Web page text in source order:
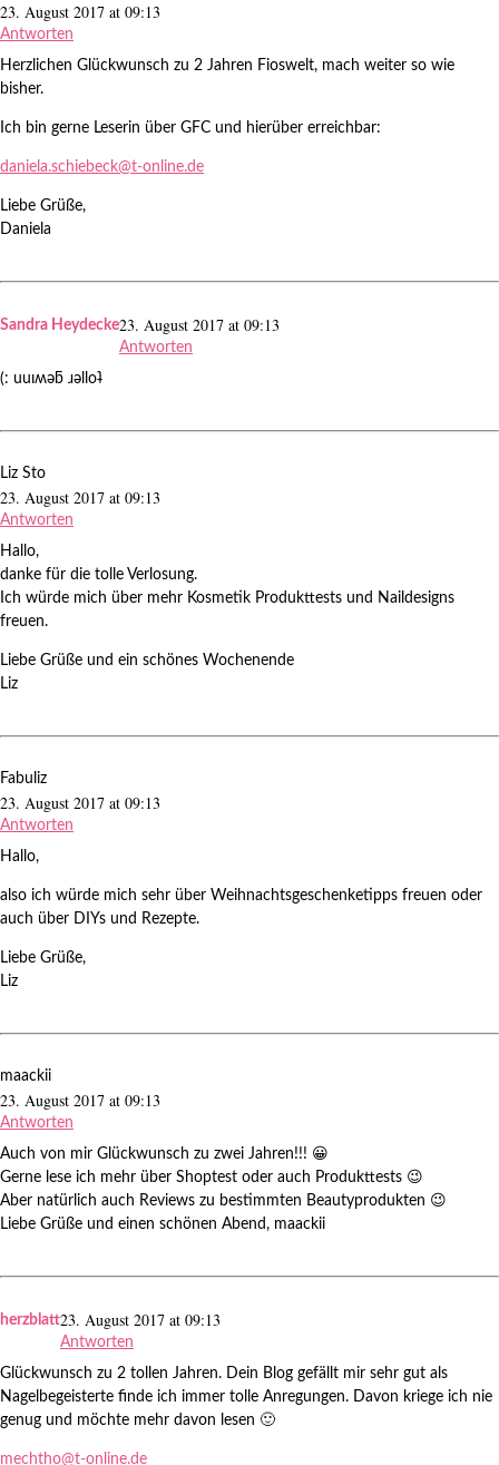
23. August 2017 at 09:13
Antworten
Herzlichen Glückwunsch zu 2 Jahren Fioswelt, mach weiter so wie
bisher.
Ich bin gerne Leserin über GFC und hierüber erreichbar:
daniela.schiebeck@t-online.de
Liebe Grüße,
Daniela
Sandra Heydecke23. August 2017 at 09:13
Antworten
(: uuıʍǝƃ ɹǝlloʇ
Liz Sto
23. August 2017 at 09:13
Antworten
Hallo,
danke für die tolle Verlosung.
Ich würde mich über mehr Kosmetik Produkttests und Naildesigns
freuen.
Liebe Grüße und ein schönes Wochenende
Liz
Fabuliz
23. August 2017 at 09:13
Antworten
Hallo,
also ich würde mich sehr über Weihnachtsgeschenketipps freuen oder
auch über DIYs und Rezepte.
Liebe Grüße,
Liz
maackii
23. August 2017 at 09:13
Antworten
Auch von mir Glückwunsch zu zwei Jahren!!! 😀
Gerne lese ich mehr über Shoptest oder auch Produkttests 😉
Aber natürlich auch Reviews zu bestimmten Beautyprodukten 😉
Liebe Grüße und einen schönen Abend, maackii
herzblatt23. August 2017 at 09:13
Antworten
Glückwunsch zu 2 tollen Jahren. Dein Blog gefällt mir sehr gut als
Nagelbegeisterte finde ich immer tolle Anregungen. Davon kriege ich nie
genug und möchte mehr davon lesen 🙂
mechtho@t-online.de